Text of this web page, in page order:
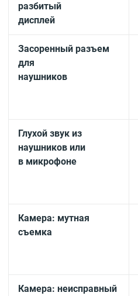
разбитый
дис­плей
Засоренный разъем
для
наушников
Глухой звук из
наушников или
в микрофоне
Камера: мутная
съемка
Камера: неисправный